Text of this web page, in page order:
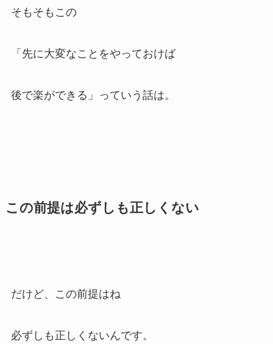
そもそもこの
「先に大変なことをやっておけば
後で楽ができる」っていう話は。
この前提は必ずしも正しくない
だけど、この前提はね
必ずしも正しくないんです。